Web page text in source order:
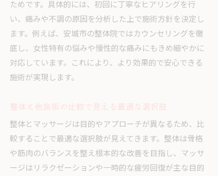
ためです。具体的には、初回に丁寧なヒアリングを行
い、痛みや不調の原因を分析した上で施術方針を決定し
ます。例えば、安城市の整体院ではカウンセリングを徹
底し、女性特有の悩みや慢性的な痛みにもきめ細やかに
対応しています。これにより、より効果的で安心できる
施術が実現します。
整体とマッサージは目的やアプローチが異なるため、比
較することで最適な選択肢が見えてきます。整体は骨格
や筋肉のバランスを整え根本的な改善を目指し、マッサ
ージはリラクゼーションや一時的な疲労回復が主な目的